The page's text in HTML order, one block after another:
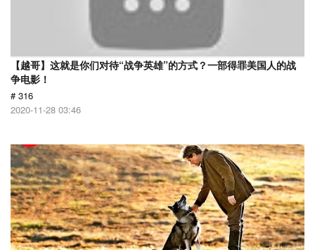
【越哥】这就是你们对待“战争英雄”的方式？一部得罪美国人的战
争电影！
# 316
2020-11-28 03:46